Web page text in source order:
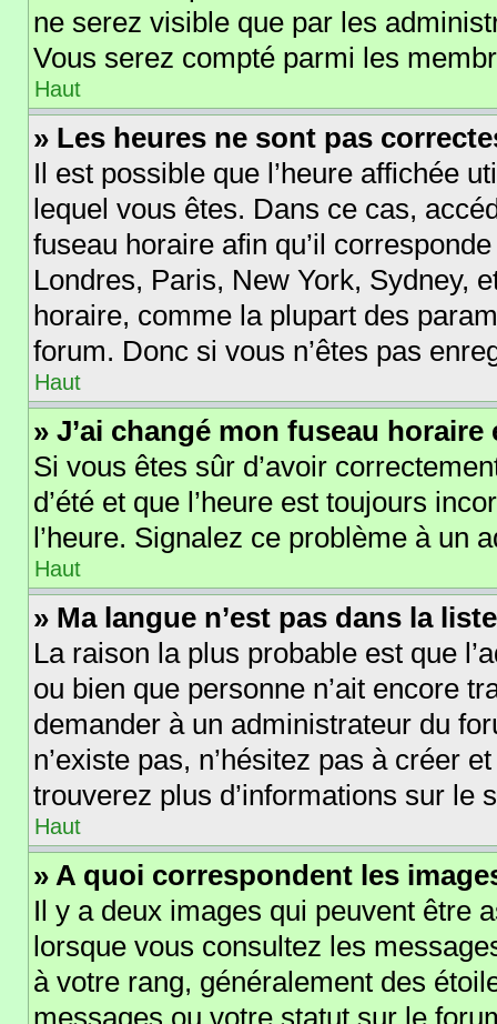
ne serez visible que par les
Vous serez compté parmi les
Haut
» Les heures ne sont pas
Il est possible que l’heure affichée
lequel vous êtes. Dans ce cas,
fuseau horaire afin qu’il
Londres, Paris, New York, Sydney,
horaire, comme la plupart des
forum. Donc si vous n’êtes pas
Haut
» J’ai changé mon fuseau
Si vous êtes sûr d’avoir
d’été et que l’heure est toujours
l’heure. Signalez ce problème à un
Haut
» Ma langue n’est pas dans la
La raison la plus probable est que
ou bien que personne n’ait encore
demander à un administrateur du
n’existe pas, n’hésitez pas à créer
trouverez plus d’informations sur le
Haut
» A quoi correspondent les
Il y a deux images qui peuvent être
lorsque vous consultez les
à votre rang, généralement des
messages ou votre statut sur le